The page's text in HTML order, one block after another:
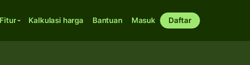
Fitur Kalkulasi harga Bantuan Masuk Daftar